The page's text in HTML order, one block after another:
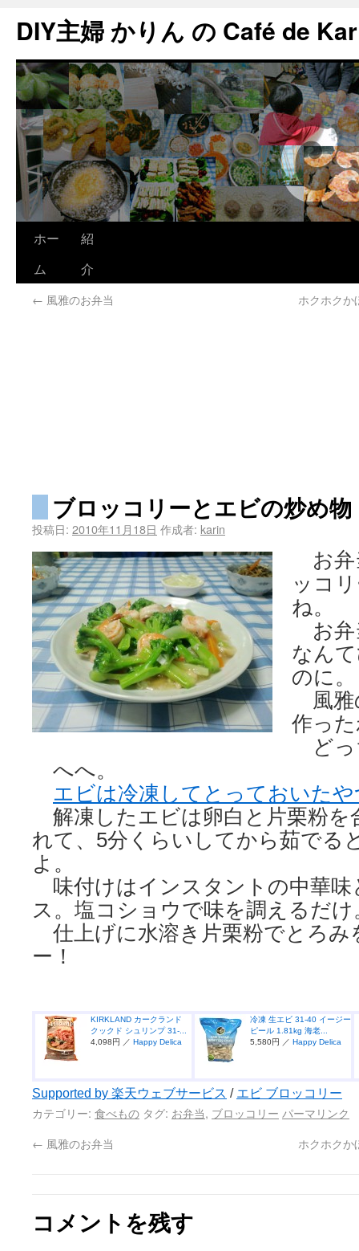
DIY主婦 かりん の Café de
ホー
ム
紹
介
← 風雅のお弁当 ホクホク
ブロッコリーとエビの炒め物
投稿日: 2010年11月18日 作成者: karin
お弁
ッコ
ね。
お弁
なん
のに。
風雅
作っ
どっ
へへ。
エビは冷凍してとっておいたや
解凍したエビは卵白と片栗粉を
れて、5分くらいしてから茹でる
よ。
味付けはインスタントの中華味
ス。塩コショウで味を調えるだけ
仕上げに水溶き片栗粉でとろみ
ー！
KIRKLAND カークランド
クックド シュリンプ 31-...
4,098円 ／ Happy Delica
冷凍 生エビ 31-40 イージー
ピール 1.81kg 海老...
5,580円 ／ Happy Delica
Supported by 楽天ウェブサービス / エビ ブロッコリー
カテゴリー: 食べもの タグ: お弁当, ブロッコリー パーマリンク
← 風雅のお弁当 ホクホク
コメントを残す